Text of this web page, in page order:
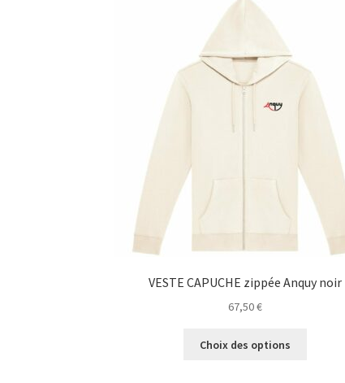
VESTE CAPUCHE zippée Anquy noir
67,50€
Choix des options